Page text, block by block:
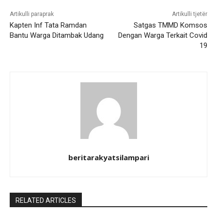
Artikulli paraprak
Kapten Inf Tata Ramdan
Bantu Warga Ditambak Udang
Artikulli tjetër
Satgas TMMD Komsos
Dengan Warga Terkait Covid
19
beritarakyatsilampari
RELATED ARTICLES